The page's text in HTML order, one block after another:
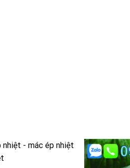
nhiệt - mác ép nhiệt